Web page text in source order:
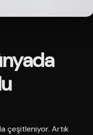
çeşitleniyor. Artık